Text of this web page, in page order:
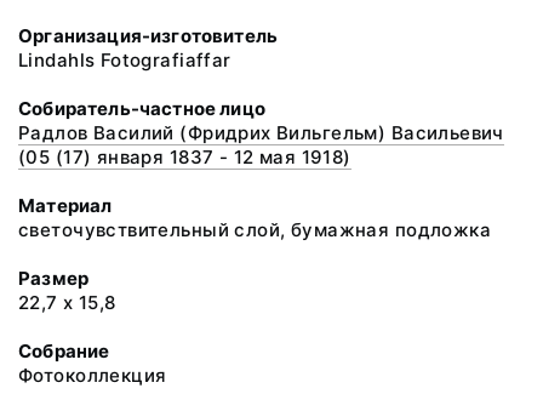
Организация-изготовитель
Lindahls Fotografiaffar
Собиратель-частное лицо
Радлов Василий (Фридрих Вильгельм) Васильевич
(05 (17) января 1837 - 12 мая 1918)
Материал
светочувствительный слой, бумажная подложка
Размер
22,7 х 15,8
Собрание
Фотоколлекция